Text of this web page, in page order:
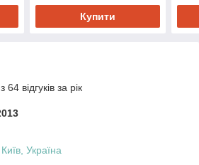
Купити
відгуків за рік
Україна